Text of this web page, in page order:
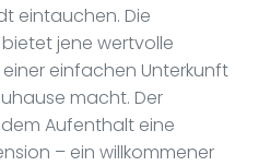
eintauchen. Die
jene wertvolle
einfachen Unterkunft
macht. Der
Aufenthalt eine
– ein willkommener